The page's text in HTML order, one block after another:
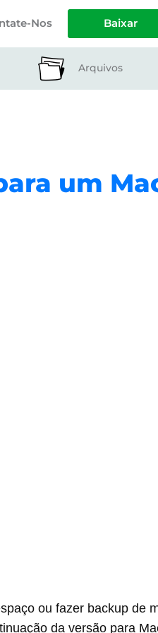
Nos Baixar
Arquivos
um
ou fazer backup de
da versão para